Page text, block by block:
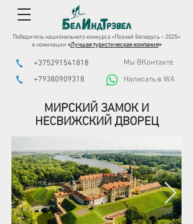
Победитель национального конкурса «Познай Беларусь – 2025»
в номинации «Лучшая туристическая компания»
+375291541818
Мы ВКонтакте
+79380909318
Написать в WA
МИРСКИЙ ЗАМОК И
НЕСВИЖСКИЙ ДВОРЕЦ